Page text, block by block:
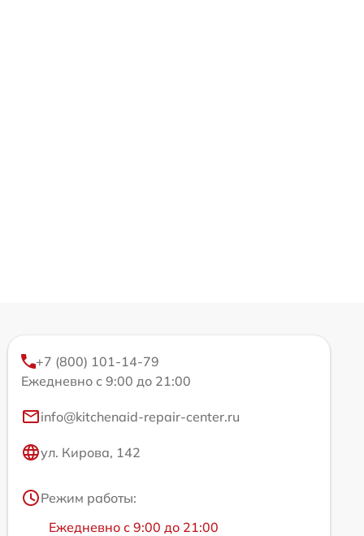
+7 (800) 101-14-79
Ежедневно с 9:00 до 21:00
info@kitchenaid-repair-center.ru
ул. Кирова, 142
Режим работы:
Ежедневно с 9:00 до 21:00